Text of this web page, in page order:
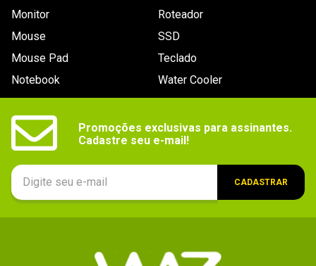
Monitor
Mouse
Mouse Pad
Notebook
Roteador
SSD
Teclado
Water Cooler
Promoções exclusivas para assinantes.
Cadastre seu e-mail!
CADASTRAR